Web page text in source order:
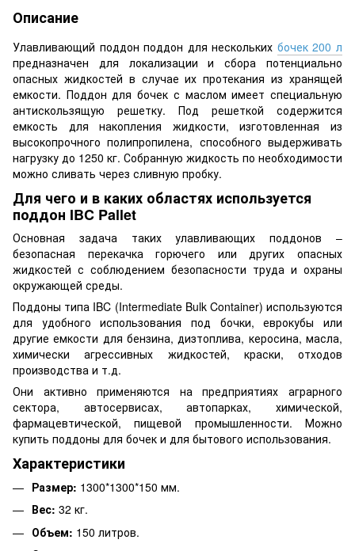
Описание
Улавливающий поддон поддон для нескольких бочек 200 л
предназначен для локализации и сбора потенциально
опасных жидкостей в случае их протекания из хранящей
емкости. Поддон для бочек с маслом имеет специальную
антискользящую решетку. Под решеткой содержится
емкость для накопления жидкости, изготовленная из
высокопрочного полипропилена, способного выдерживать
нагрузку до 1250 кг. Собранную жидкость по необходимости
можно сливать через сливную пробку.
Для чего и в каких областях используется
поддон IBC Pallet
Основная задача таких улавливающих поддонов –
безопасная перекачка горючего или других опасных
жидкостей с соблюдением безопасности труда и охраны
окружающей среды.
Поддоны типа IBC (Intermediate Bulk Container) используются
для удобного использования под бочки, еврокубы или
другие емкости для бензина, дизтоплива, керосина, масла,
химически агрессивных жидкостей, краски, отходов
производства и т.д.
Они активно применяются на предприятиях аграрного
сектора, автосервисах, автопарках, химической,
фармацевтической, пищевой промышленности. Можно
купить поддоны для бочек и для бытового использования.
Характеристики
Размер: 1300*1300*150 мм.
Вес: 32 кг.
Объем: 150 литров.